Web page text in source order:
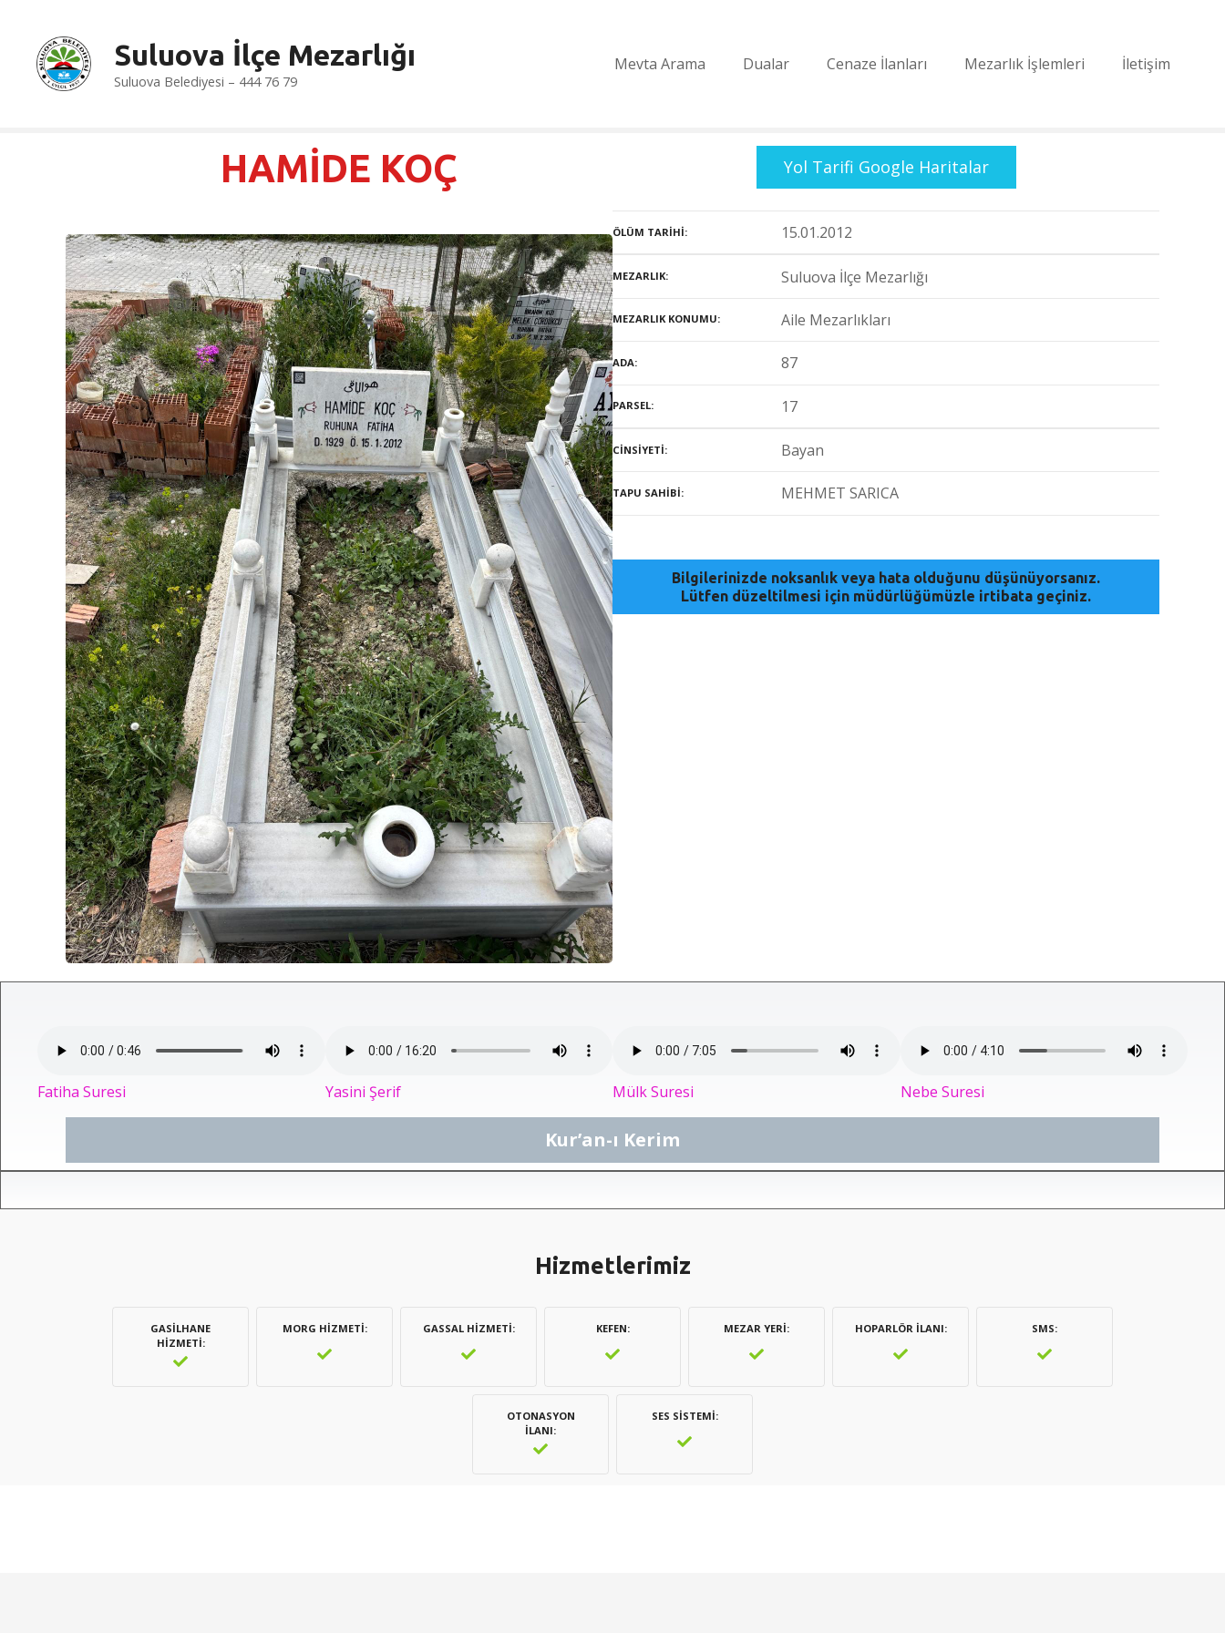
Suluova İlçe Mezarlığı
Suluova Belediyesi – 444 76 79
Mevta Arama Dualar Cenaze İlanları Mezarlık İşlemleri İletişim
HAMİDE KOÇ Yol Tarifi Google Haritalar
ÖLÜM TARIHI 15.01.2012
MEZARLIK Suluova İlçe Mezarlığı
MEZARLIK KONUMU Aile Mezarlıkları
ADA 87
PARSEL 17
CINSIYETI Bayan
TAPU SAHIBI MEHMET SARICA
Bilgilerinizde noksanlık veya hata olduğunu düşünüyorsanız.
Lütfen düzeltilmesi için müdürlüğümüzle irtibata geçiniz.
Fatiha Suresi Yasini Şerif Mülk Suresi Nebe Suresi
Kur’an-ı Kerim
Hizmetlerimiz
GASILHANE
HIZMETI
MORG HIZMETI GASSAL HIZMETI KEFEN MEZAR YERI HOPARLÖR İLANI SMS
OTONASYON
İLANI
SES SISTEMI